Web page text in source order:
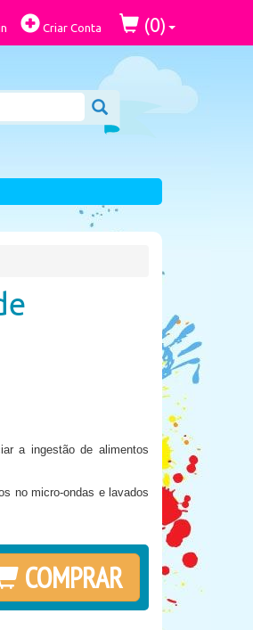
Criar Conta (0)
a ingestão de alimentos
no micro-ondas e lavados
COMPRAR